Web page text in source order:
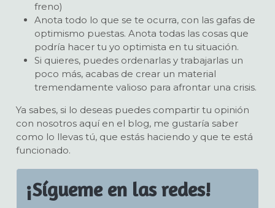
freno)
Anota todo lo que se te ocurra, con las gafas de
optimismo puestas. Anota todas las cosas que
podría hacer tu yo optimista en tu situación.
Si quieres, puedes ordenarlas y trabajarlas un
poco más, acabas de crear un material
tremendamente valioso para afrontar una crisis.
Ya sabes, si lo deseas puedes compartir tu opinión
con nosotros aquí en el blog, me gustaría saber
como lo llevas tú, que estás haciendo y que te está
funcionado.
¡Sígueme en las redes!